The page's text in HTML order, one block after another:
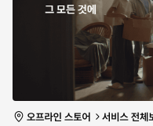
특가 마감
특가 마
0개 남음
유
타임세일1일 08:26:58